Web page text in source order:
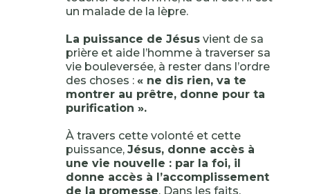
un malade de la lèpre.
La puissance de Jésusvient de sa
prière et aide l’homme à traverser sa
vie bouleversée, à rester dans l’ordre
des choses : « ne dis rien, va te
montrer au prêtre, donne pour ta
purification ».
À travers cette volonté et cette
puissance, Jésus, donne accès à
une vie nouvelle : par la foi, il
donne accès à l’accomplissement
de la promesse. Dans les faits,